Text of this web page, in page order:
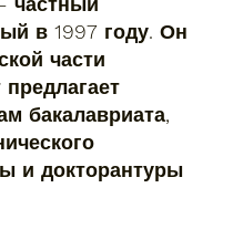
в 1997 году. Он
части
бакалавриата,
и докторантуры